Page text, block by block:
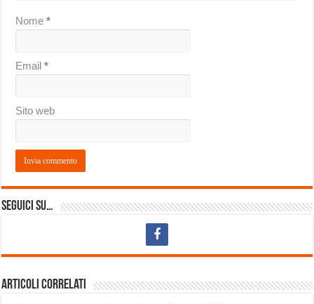
Nome*
Email*
Sito web
Seguici su…
Articoli correlati